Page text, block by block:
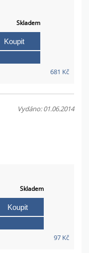
Skladem
Koupit
681 Kč
Vydáno: 01.06.2014
Skladem
Koupit
97 Kč